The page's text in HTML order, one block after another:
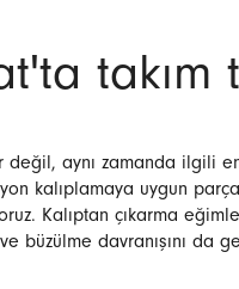
takım
aynı zamanda ilgili
kalıplamaya uygun parça
Kalıptan çıkarma
büzülme davranışını da